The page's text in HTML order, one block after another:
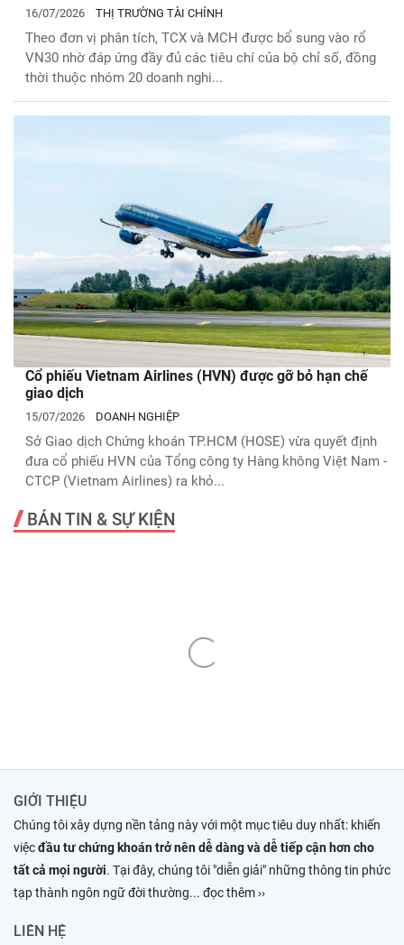
16/07/2026 THỊ TRƯỜNG TÀI CHÍNH
Theo đơn vị phân tích, TCX và MCH được bổ sung vào rổ
VN30 nhờ đáp ứng đầy đủ các tiêu chí của bộ chỉ số, đồng
thời thuộc nhóm 20 doanh nghi...
Cổ phiếu Vietnam Airlines (HVN) được gỡ bỏ hạn chế
giao dịch
15/07/2026 DOANH NGHIỆP
Sở Giao dịch Chứng khoán TP.HCM (HOSE) vừa quyết định
đưa cổ phiếu HVN của Tổng công ty Hàng không Việt Nam -
CTCP (Vietnam Airlines) ra khỏ...
BẢN TIN & SỰ KIỆN
GIỚI THIỆU
Chúng tôi xây dựng nền tảng này với một mục tiêu duy nhất: khiến
việcđầu tư chứng khoán trở nên dễ dàng và dễ tiếp cận hơn cho
tất cả mọi người. Tại đây, chúng tôi "diễn giải" những thông tin phức
tạp thành ngôn ngữ đời thường... đọc thêm ››
LIÊN HỆ